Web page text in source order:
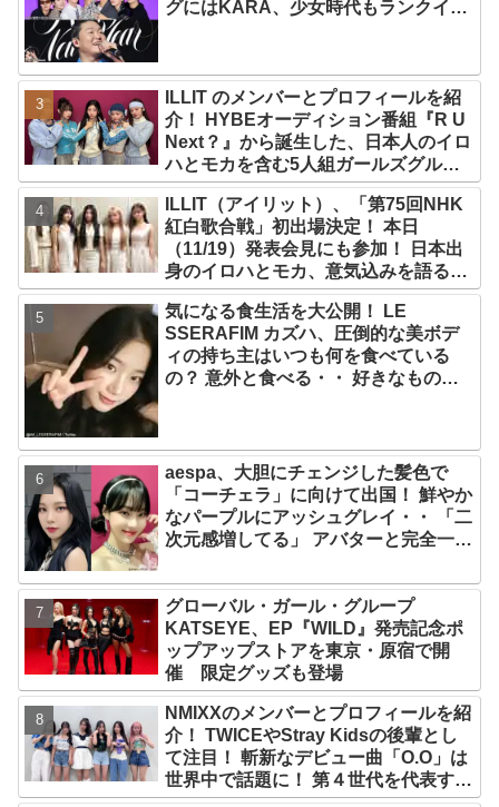
グにはKARA、少女時代もランクイ
ILLIT のメンバーとプロフィールを紹
介！ HYBEオーディション番組『R U
Next？』から誕生した、日本人のイロ
ハとモカを含む5人組ガールズグルー
プ！ デビュー曲「Magnetic」がいき
なりの大ヒット
ILLIT（アイリット）、「第75回NHK
紅白歌合戦」初出場決定！ 本日
（11/19）発表会見にも参加！ 日本出
身のイロハとモカ、意気込みを語る
「ずっと夢見てたステージ…嬉しくて
光栄」
気になる食生活を大公開！ LE
SSERAFIM カズハ、圧倒的な美ボデ
ィの持ち主はいつも何を食べている
の？ 意外と食べる・・ 好きなものを
aespa、大胆にチェンジした髪色で
「コーチェラ」に向けて出国！ 鮮やか
なパープルにアッシュグレイ・・ 「二
次元感増してる」 アバターと完全一致
グローバル・ガール・グループ
KATSEYE、EP『WILD』発売記念ポ
ップアップストアを東京・原宿で開
催 限定グッズも登場
NMIXXのメンバーとプロフィールを紹
介！ TWICEやStray Kidsの後輩とし
て注目！ 斬新なデビュー曲「O.O」は
世界中で話題に！ 第４世代を代表する
美女ソリュンをはじめ、全員ビジュア